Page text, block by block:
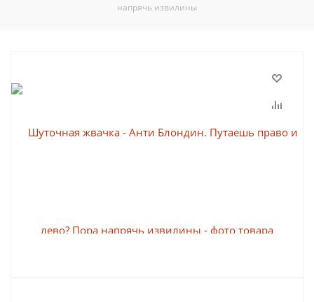
напрячь извилины